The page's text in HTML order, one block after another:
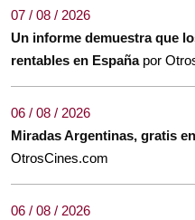
07 / 08 / 2026
Un informe demuestra que
rentables en España por
06 / 08 / 2026
Miradas Argentinas, gratis
OtrosCines.com
06 / 08 / 2026